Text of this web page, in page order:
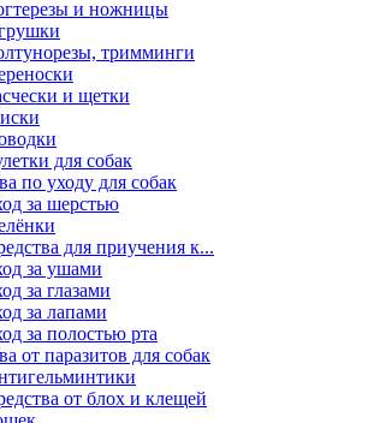
и ножницы
тримминги
и щетки
для собак
по уходу для собак
за шерстью
для приучения к...
за ушами
за глазами
за лапами
за полостью рта
от паразитов для собак
от блох и клещей